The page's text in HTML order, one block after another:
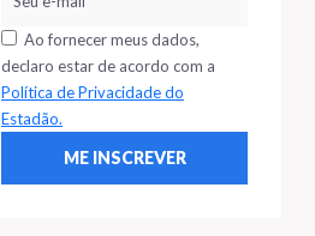
Ao fornecer meus dados,
declaro estar de acordo com a
Política de Privacidade do
Estadão.